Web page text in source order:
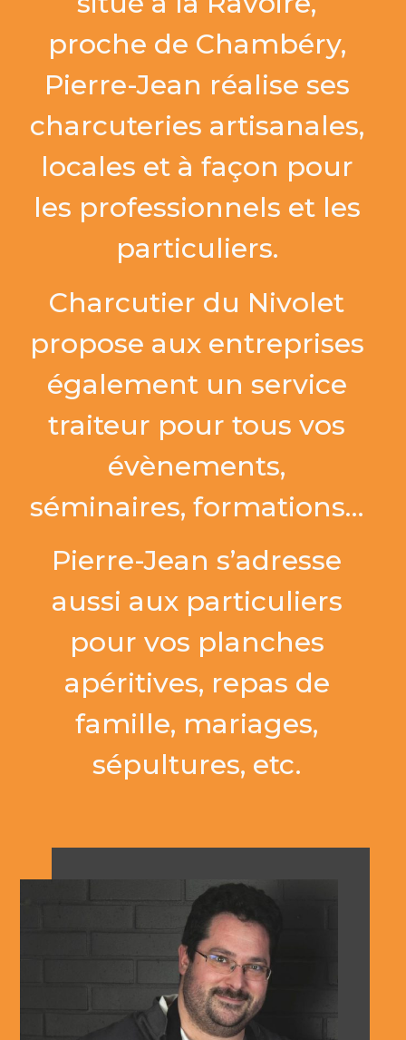
proche de Chambéry,
Pierre-Jean réalise ses
charcuteries artisanales,
locales et à façon pour
les professionnels et les
particuliers.
Charcutier du Nivolet
propose aux entreprises
également un service
traiteur pour tous vos
évènements,
séminaires, formations…
Pierre-Jean s’adresse
aussi aux particuliers
pour vos planches
apéritives, repas de
famille, mariages,
sépultures, etc.